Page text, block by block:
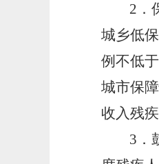
2．
城乡低
例不低
城市保
收入残
3．